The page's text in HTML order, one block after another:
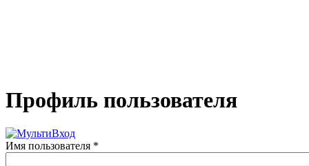
Профиль пользователя
Имя пользователя *